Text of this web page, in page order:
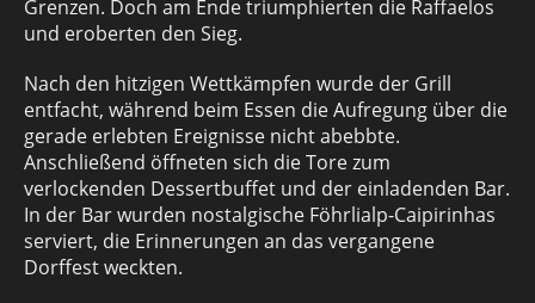
Grenzen. Doch am Ende triumphierten die Raffaelos
und eroberten den Sieg.
Nach den hitzigen Wettkämpfen wurde der Grill
entfacht, während beim Essen die Aufregung über die
gerade erlebten Ereignisse nicht abebbte.
Anschließend öffneten sich die Tore zum
verlockenden Dessertbuffet und der einladenden Bar.
In der Bar wurden nostalgische Föhrlialp-Caipirinhas
serviert, die Erinnerungen an das vergangene
Dorffest weckten.